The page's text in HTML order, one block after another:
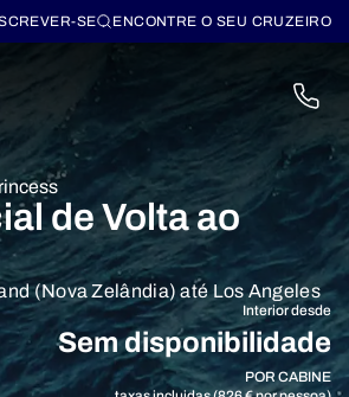
SE ENCONTRE O SEU CRUZEIRO
de Volta ao
(Nova Zelândia) até Los Angeles
Interior desde
Sem disponibilidade
POR CABINE